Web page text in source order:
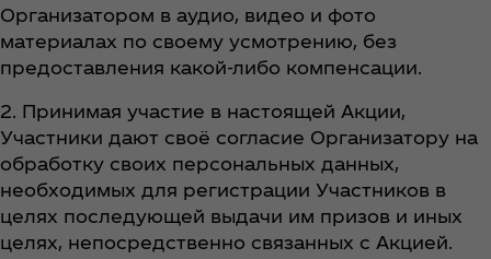
Организатором в аудио, видео и фото
материалах по своему усмотрению, без
предоставления какой-либо компенсации.
2. Принимая участие в настоящей Акции,
Участники дают своё согласие Организатору на
обработку своих персональных данных,
необходимых для регистрации Участников в
целях последующей выдачи им призов и иных
целях, непосредственно связанных с Акцией.